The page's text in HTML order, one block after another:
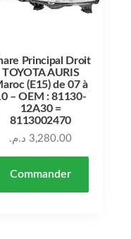
Principal Droit
TOYOTA AURIS
(E15) de 07 à
– OEM : 81130-
12A30 =
8113002470
3,280.00 د.م.
Commander